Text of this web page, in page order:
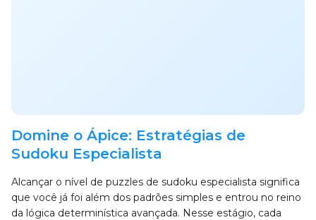
Domine o Ápice: Estratégias de
Sudoku Especialista
Alcançar o nível de puzzles de sudoku especialista significa
que você já foi além dos padrões simples e entrou no reino
da lógica determinística avançada. Nesse estágio, cada